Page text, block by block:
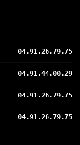
04.91.26.79.75
04.91.44.00.29
04.91.26.79.75
04.91.26.79.75